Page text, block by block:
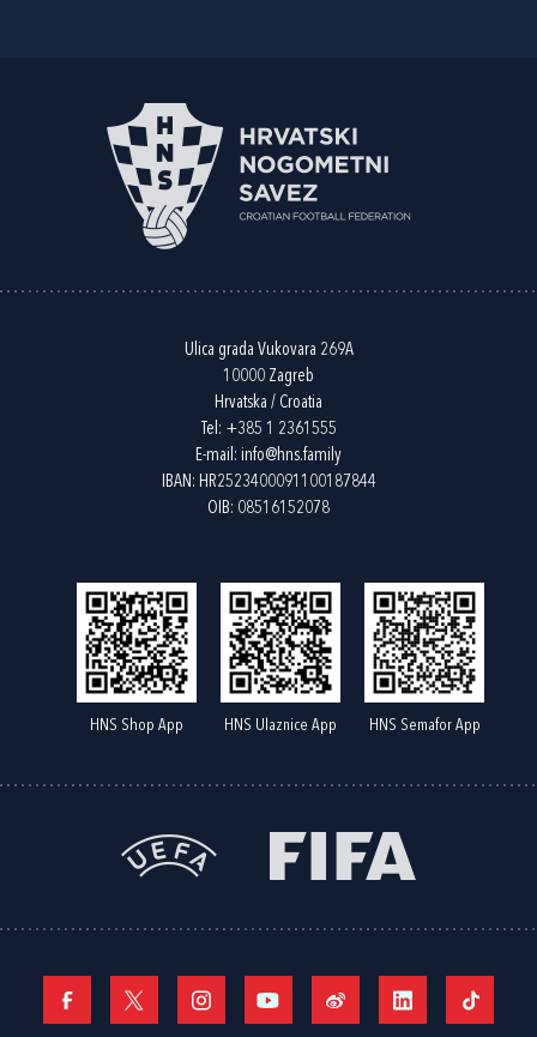
Ulica grada Vukovara 269A
10000 Zagreb
Hrvatska / Croatia
Tel: +385 1 2361555
E-mail: info@hns.family
IBAN: HR2523400091100187844
OIB: 08516152078
HNS Shop App HNS Ulaznice App HNS Semafor App